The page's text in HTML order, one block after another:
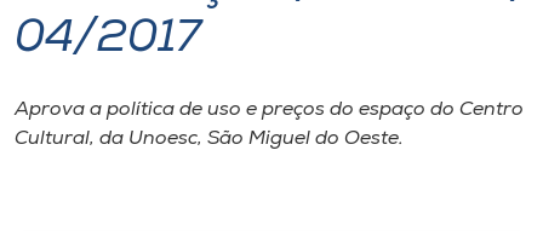
I.nova
Diplomados
04/2017
Aprova a política de uso e preços do espaço do Centro
Cultural, da Unoesc, São Miguel do Oeste.